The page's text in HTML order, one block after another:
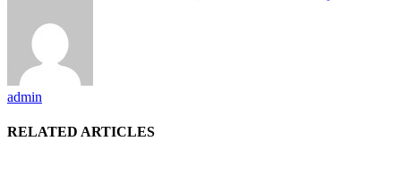
admin
RELATED ARTICLES